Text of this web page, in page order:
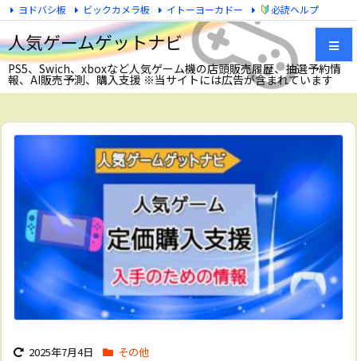
人気ゲームゲットナビ
PS5、Swich、xboxなど人気ゲーム機の店頭販売履歴、抽選予約情
報、AI販売予測、購入支援 ※当サイトには広告が含まれています
メニュ
サイド
検索
ヨドバシ板 ビックカメラ板 イトーヨーカドー 必読ヘルプ
2025年7月4日 その他